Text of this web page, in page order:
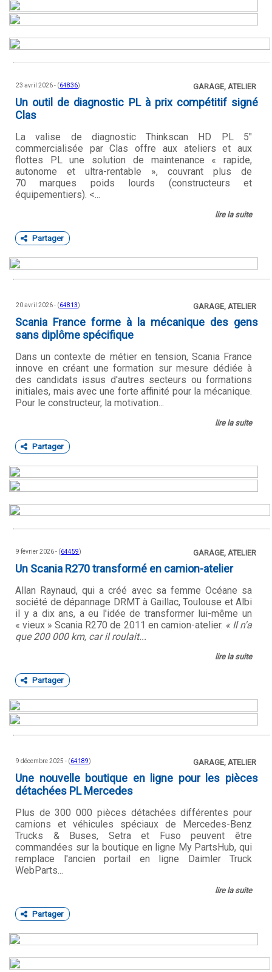
23 avril 2026 - (64836) GARAGE, ATELIER
Un outil de diagnostic PL à prix compétitif signé
Clas
La valise de diagnostic Thinkscan HD PL 5"
commercialisée par Clas offre aux ateliers et aux
flottes PL une solution de maintenance « rapide,
autonome et ultra-rentable », couvrant plus de
70 marques poids lourds (constructeurs et
équipementiers). <...
lire la suite
Partager
20 avril 2026 - (64813) GARAGE, ATELIER
Scania France forme à la mécanique des gens
sans diplôme spécifique
Dans un contexte de métier en tension, Scania France
innove en créant une formation sur mesure dédiée à
des candidats issus d'autres secteurs ou formations
initiales, mais avec une forte affinité pour la mécanique.
Pour le constructeur, la motivation...
lire la suite
Partager
9 février 2026 - (64459) GARAGE, ATELIER
Un Scania R270 transformé en camion-atelier
Allan Raynaud, qui a créé avec sa femme Océane sa
société de dépannage DRMT à Gaillac, Toulouse et Albi
il y a dix ans, a eu l'idée de transformer lui-même un
« vieux » Scania R270 de 2011 en camion-atelier. « Il n'a
que 200 000 km, car il roulait...
lire la suite
Partager
9 décembre 2025 - (64189) GARAGE, ATELIER
Une nouvelle boutique en ligne pour les pièces
détachées PL Mercedes
Plus de 300 000 pièces détachées différentes pour
camions et véhicules spéciaux de Mercedes-Benz
Trucks & Buses, Setra et Fuso peuvent être
commandées sur la boutique en ligne My PartsHub, qui
remplace l'ancien portail en ligne Daimler Truck
WebParts...
lire la suite
Partager